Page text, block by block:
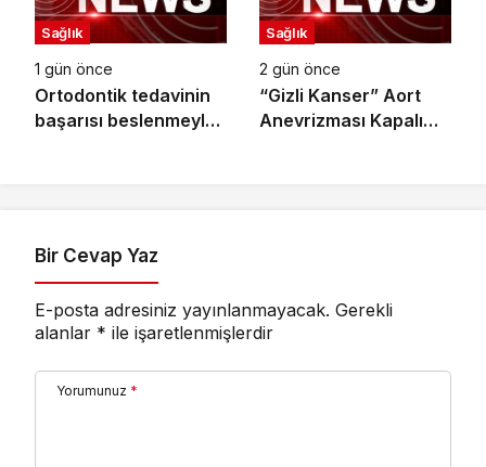
Sağlık
1 gün önce
Ortodontik tedavinin
başarısı beslenmeyle
Sağlık
2 gün önce
“Gizli Kanser” Aort
Anevrizması Kapalı
Bir Cevap Yaz
E-posta adresiniz yayınlanmayacak. Gerekli
alanlar * ile işaretlenmişlerdir
Yorumunuz *